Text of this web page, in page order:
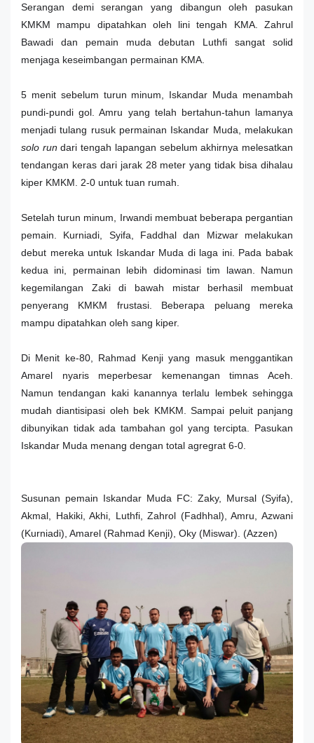
Serangan demi serangan yang dibangun oleh pasukan
KMKM mampu dipatahkan oleh lini tengah KMA. Zahrul
Bawadi dan pemain muda debutan Luthfi sangat solid
menjaga keseimbangan permainan KMA.
5 menit sebelum turun minum, Iskandar Muda menambah
pundi-pundi gol. Amru yang telah bertahun-tahun lamanya
menjadi tulang rusuk permainan Iskandar Muda, melakukan
solo run dari tengah lapangan sebelum akhirnya melesatkan
tendangan keras dari jarak 28 meter yang tidak bisa dihalau
kiper KMKM. 2-0 untuk tuan rumah.
Setelah turun minum, Irwandi membuat beberapa pergantian
pemain. Kurniadi, Syifa, Faddhal dan Mizwar melakukan
debut mereka untuk Iskandar Muda di laga ini. Pada babak
kedua ini, permainan lebih didominasi tim lawan. Namun
kegemilangan Zaki di bawah mistar berhasil membuat
penyerang KMKM frustasi. Beberapa peluang mereka
mampu dipatahkan oleh sang kiper.
Di Menit ke-80, Rahmad Kenji yang masuk menggantikan
Amarel nyaris meperbesar kemenangan timnas Aceh.
Namun tendangan kaki kanannya terlalu lembek sehingga
mudah diantisipasi oleh bek KMKM.Sampai peluit panjang
dibunyikan tidak ada tambahan gol yang tercipta. Pasukan
Iskandar Muda menang dengan total agregrat 6-0.
Susunan pemain Iskandar Muda FC: Zaky, Mursal (Syifa),
Akmal, Hakiki, Akhi, Luthfi,Zahrol (Fadhhal), Amru, Azwani
(Kurniadi), Amarel (Rahmad Kenji), Oky (Miswar). (Azzen)